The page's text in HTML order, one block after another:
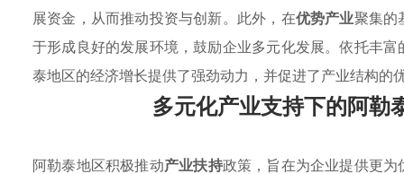
展资金，从而推动投资与创新。此外，在优势产业聚集的
于形成良好的发展环境，鼓励企业多元化发展。依托丰
泰地区的经济增长提供了强劲动力，并促进了产业结构的
多元化产业支持下的阿勒
阿勒泰地区积极推动产业扶持政策，旨在为企业提供更